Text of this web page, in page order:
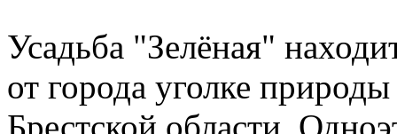
Усадьба "Зелёная"
от города уголке